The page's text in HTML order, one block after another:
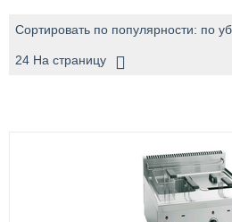
Сортировать по популярности: по
24 На страницу